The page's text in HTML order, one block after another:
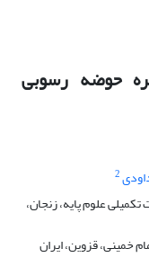
حوضه رسوبی
2
علوم پایه، زنجان،